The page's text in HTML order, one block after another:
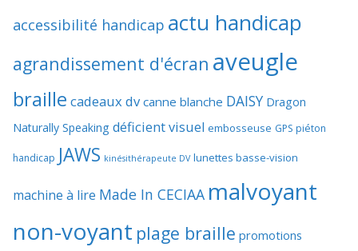
accessibilité handicap actu handicap
agrandissement d'écran aveugle
braille cadeaux dv canne blanche DAISY Dragon
Naturally Speaking déficient visuel embosseuse GPS piéton
handicap JAWS kinésithérapeute DV lunettes basse-vision
machine à lire Made In CECIAA malvoyant
non-voyant plage braille promotions